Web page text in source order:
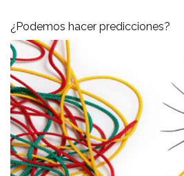
¿Podemos hacer predicciones?